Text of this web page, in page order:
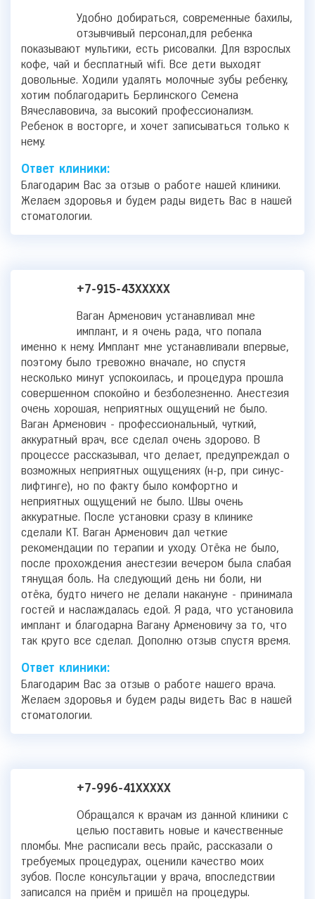
Удобно добираться, современные бахилы,
отзывчивый персонал,для ребенка
показывают мультики, есть рисовалки. Для взрослых
кофе, чай и бесплатный wifi. Все дети выходят
довольные. Ходили удалять молочные зубы ребенку,
хотим поблагодарить Берлинского Семена
Вячеславовича, за высокий профессионализм.
Ребенок в восторге, и хочет записываться только к
нему.
Ответ клиники:
Благодарим Вас за отзыв о работе нашей клиники.
Желаем здоровья и будем рады видеть Вас в нашей
стоматологии.
+7-915-43XXXXX
Ваган Арменович устанавливал мне
имплант, и я очень рада, что попала
именно к нему. Имплант мне устанавливали впервые,
поэтому было тревожно вначале, но спустя
несколько минут успокоилась, и процедура прошла
совершенном спокойно и безболезненно. Анестезия
очень хорошая, неприятных ощущений не было.
Ваган Арменович - профессиональный, чуткий,
аккуратный врач, все сделал очень здорово. В
процессе рассказывал, что делает, предупреждал о
возможных неприятных ощущениях (н-р, при синус-
лифтинге), но по факту было комфортно и
неприятных ощущений не было. Швы очень
аккуратные. После установки сразу в клинике
сделали КТ. Ваган Арменович дал четкие
рекомендации по терапии и уходу. Отёка не было,
после прохождения анестезии вечером была слабая
тянущая боль. На следующий день ни боли, ни
отёка, будто ничего не делали накануне - принимала
гостей и наслаждалась едой. Я рада, что установила
имплант и благодарна Вагану Арменовичу за то, что
так круто все сделал. Дополню отзыв спустя время.
Ответ клиники:
Благодарим Вас за отзыв о работе нашего врача.
Желаем здоровья и будем рады видеть Вас в нашей
стоматологии.
+7-996-41XXXXX
Обращался к врачам из данной клиники с
целью поставить новые и качественные
пломбы. Мне расписали весь прайс, рассказали о
требуемых процедурах, оценили качество моих
зубов. После консультации у врача, впоследствии
записался на приём и пришёл на процедуры.